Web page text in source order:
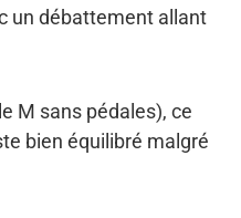
un débattement allant
M sans pédales), ce
bien équilibré malgré